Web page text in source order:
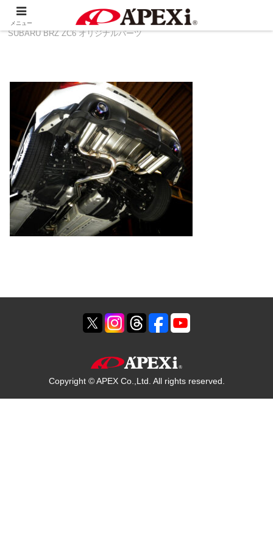
製品情報 その他
TOYOTA 86 ZN6 ＆
SUBARU BRZ ZC6 オリジナルパーツ
Copyright © APEX Co.,Ltd. All rights reserved.
メニュー